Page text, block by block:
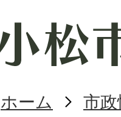
ホーム
市